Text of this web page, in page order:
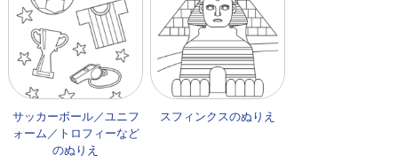
サッカーボール／ユニフ
ォーム／トロフィーなど
のぬりえ
スフィンクスのぬりえ